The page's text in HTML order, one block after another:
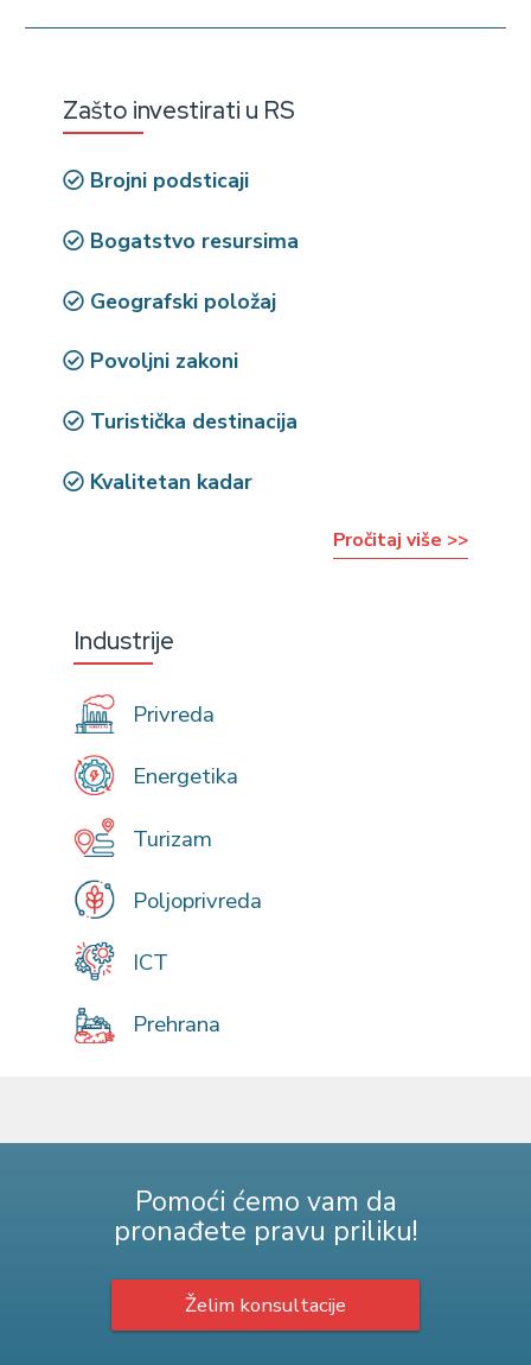
Zašto investirati u RS
Brojni podsticaji
Bogatstvo resursima
Geografski položaj
Povoljni zakoni
Turistička destinacija
Kvalitetan kadar
Pročitaj više >>
Industrije
Privreda
Energetika
Turizam
Poljoprivreda
ICT
Prehrana
Pomoći ćemo vam da
pronađete pravu priliku!
Želim konsultacije